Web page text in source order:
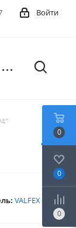
Войти
VALFEX
0
0
0